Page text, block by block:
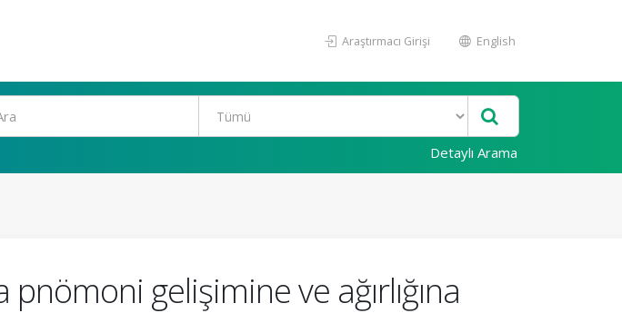
Araştırmacı Girişi English
Detaylı Arama
gelişimine ve ağırlığına